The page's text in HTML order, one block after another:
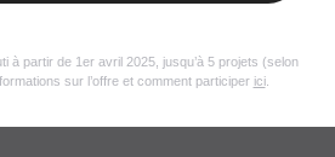
à partir de 1er avril 2025, jusqu’à 5 projets (selon
sur l’offre et comment participer ici.